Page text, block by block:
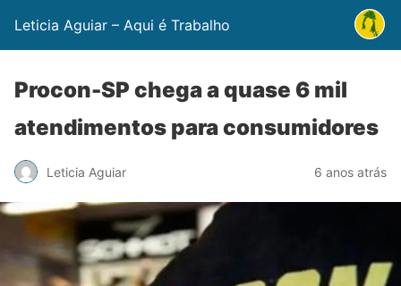
Leticia Aguiar – Aqui é Trabalho
Procon-SP chega a quase 6 mil
atendimentos para consumidores
Leticia Aguiar 6 anos atrás